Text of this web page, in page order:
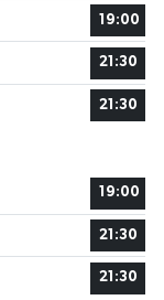
19:00
21:30
21:30
19:00
21:30
21:30